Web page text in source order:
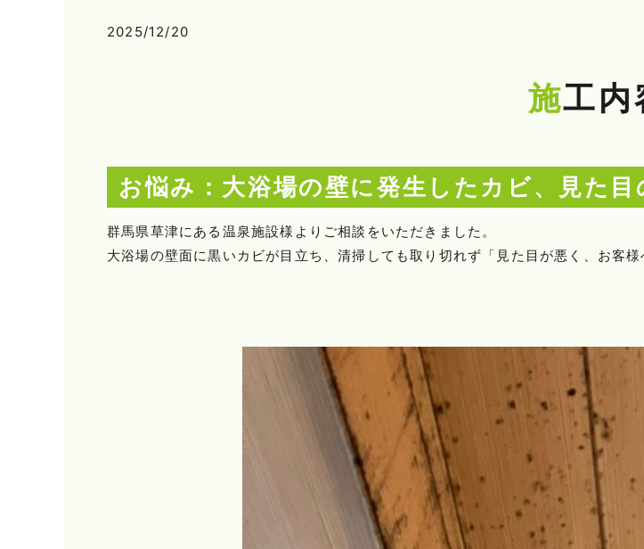
2025/12/20
施工
お悩み：大浴場の壁に発生したカビ、見た目
群馬県草津にある温泉施設様よりご相談をいただきました。
大浴場の壁面に黒いカビが目立ち、清掃しても取り切れず「見た目が悪く、お客様